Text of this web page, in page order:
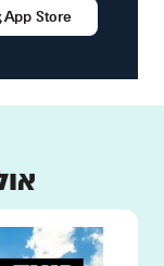
App Store